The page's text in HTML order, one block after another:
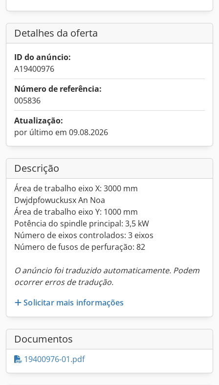
Detalhes da oferta
ID do anúncio:
A19400976
Número de referência:
005836
Atualização:
por último em 09.08.2026
Descrição
Área de trabalho eixo X: 3000 mm
Dwjdpfowuckusx An Noa
Área de trabalho eixo Y: 1000 mm
Potência do spindle principal: 3,5 kW
Número de eixos controlados: 3 eixos
Número de fusos de perfuração: 82
O anúncio foi traduzido automaticamente. Podem
ocorrer erros de tradução.
Solicitar mais informações
Documentos
19400976-01.pdf